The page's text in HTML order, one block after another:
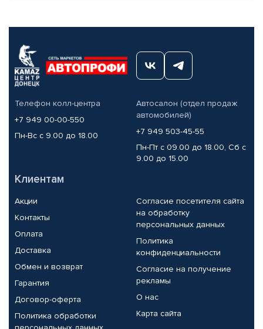
Телефон колл-центра
+7 949 00-00-550
Пн-Вс с 9.00 до 18.00
Автосалон (отдел продаж
автомобилей)
+7 949 503-45-55
Пн-Пт с 09.00 до 18.00, Сб с
9.00 до 15.00
Клиентам
Акции
Контакты
Оплата
Доставка
Обмен и возврат
Гарантия
Договор-оферта
Политика обработки
Согласие посетителя сайта
на обработку
персональных данных
Политика
конфиденциальности
Согласие на получение
рекламы
О нас
Карта сайта